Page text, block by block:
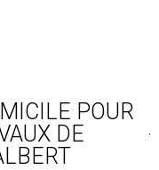
POUR
DE